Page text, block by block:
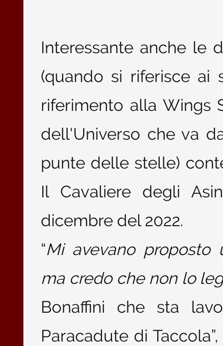
Interessante anche le
(quando si riferisce ai
riferimento alla Wings
dell'Universo che va
punte delle stelle)
Il Cavaliere degli
dicembre del 2022.
“Mi avevano proposto
ma credo che non lo
Bonaffini che sta
Paracadute di